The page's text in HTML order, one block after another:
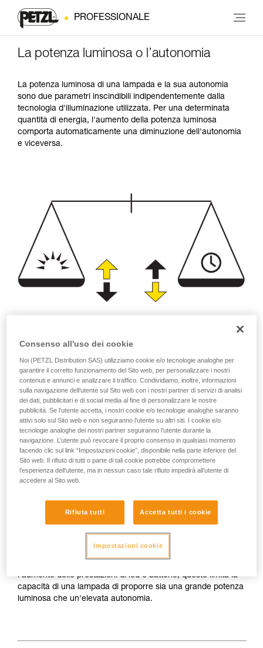
PROFESSIONALE
La potenza luminosa o l’autonomia
La potenza luminosa di una lampada e la sua autonomia
sono due parametri inscindibili indipendentemente dalla
tecnologia d'illuminazione utilizzata. Per una determinata
quantità di energia, l'aumento della potenza luminosa
comporta automaticamente una diminuzione dell'autonomia
e viceversa.
illuminazione
(lumen)
(ore)
o
Privilegiare la
potenza
d'illuminazione a
scapito
dell’autonomia
Privilegiare
l’autonomia a scapito
della potenza
d’illuminazione
limitata in termini di capacità per ridurne la dimensione e il
l'aumento delle prestazioni di led e batterie, questo limita la
capacità di una lampada di proporre sia una grande potenza
luminosa che un'elevata autonomia.
Consenso all'uso dei cookie
Noi (PETZL Distribution SAS) utilizziamo cookie e/o tecnologie analoghe per
garantire il corretto funzionamento del Sito web, per personalizzare i nostri
contenuti e annunci e analizzare il traffico. Condividiamo, inoltre, informazioni
sulla navigazione dell’utente sul Sito web con i nostri partner di servizi di analisi
dei dati, pubblicitari e di social media al fine di personalizzare le nostre
pubblicità. Se l’utente accetta, i nostri cookie e/o tecnologie analoghe saranno
attivi solo sul Sito web e non seguiranno l’utente su altri siti. I cookie e/o
tecnologie analoghe dei nostri partner seguiranno l’utente durante la
navigazione. L’utente può revocare il proprio consenso in qualsiasi momento
facendo clic sul link “Impostazioni cookie”, disponibile nella parte inferiore del
Sito web. Il rifiuto di tutti o parte di tali cookie potrebbe compromettere
l’esperienza dell’utente, ma in nessun caso tale rifiuto impedirà all’utente di
accedere al Sito web.
Rifiuta tutti Accetta tutti i cookie
Impostazioni cookie